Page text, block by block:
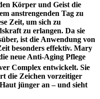
Körper und Geist die
anstrengenden Tag zu
Zeit, um sich zu
zu erlangen. Da sie
ist die Anwendung von
besonders effektiv. Mary
neue Anti-Aging Pflege
Complex entwickelt. Sie
die Zeichen vorzeitiger
jünger an – und sieht